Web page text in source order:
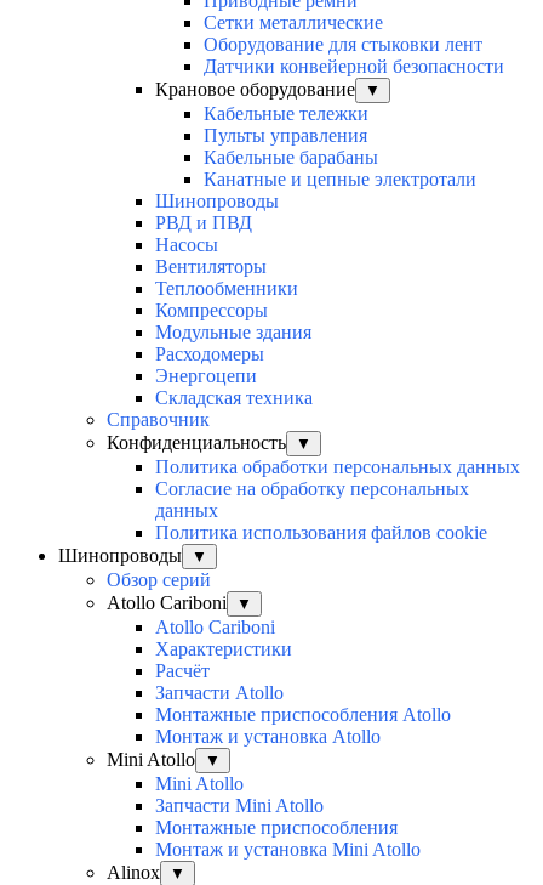
Сетки металлические
Оборудование для стыковки лент
Датчики конвейерной безопасности
Крановое оборудование
▼
Кабельные тележки
Пульты управления
Кабельные барабаны
Канатные и цепные электротали
Шинопроводы
РВД и ПВД
Насосы
Вентиляторы
Теплообменники
Компрессоры
Модульные здания
Расходомеры
Энергоцепи
Складская техника
Справочник
Конфиденциальность
▼
Политика обработки персональных данных
Согласие на обработку персональных
данных
Политика использования файлов cookie
Шинопроводы
▼
Обзор серий
Atollo Cariboni
▼
Atollo Cariboni
Характеристики
Расчёт
Запчасти Atollo
Монтажные приспособления Atollo
Монтаж и установка Atollo
Mini Atollo
▼
Mini Atollo
Запчасти Mini Atollo
Монтажные приспособления
Монтаж и установка Mini Atollo
Alinox
▼